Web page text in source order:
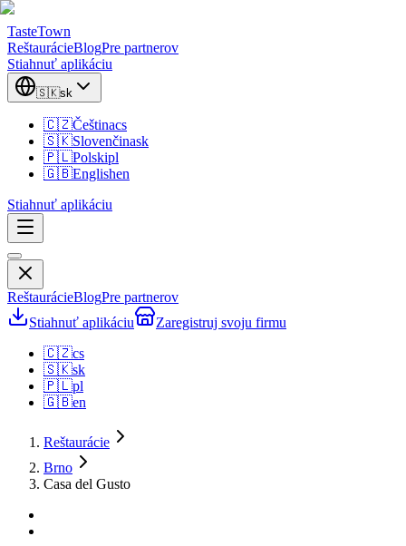
TasteTown
ReštaurácieBlogPre partnerov
Stiahnuť aplikáciu
🇸🇰sk
🇨🇿Češtinacs
🇸🇰Slovenčinask
🇵🇱Polskipl
🇬🇧Englishen
Stiahnuť aplikáciu
ReštaurácieBlogPre partnerov
Stiahnuť aplikáciu
Zaregistruj svoju firmu
🇨🇿cs
🇸🇰sk
🇵🇱pl
🇬🇧en
Reštaurácie
Brno
Casa del Gusto